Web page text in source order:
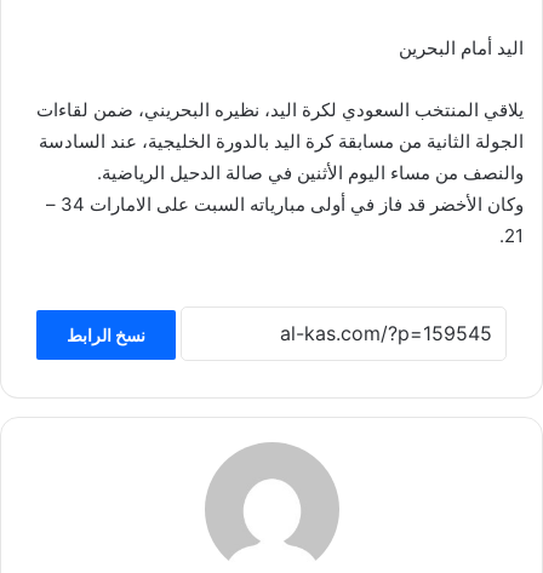
اليد أمام البحرين
يلاقي المنتخب السعودي لكرة اليد، نظيره البحريني، ضمن لقاءات
الجولة الثانية من مسابقة كرة اليد بالدورة الخليجية، عند السادسة
والنصف من مساء اليوم الأثنين في صالة الدحيل الرياضية.
وكان الأخضر قد فاز في أولى مبارياته السبت على الامارات 34 –
21.
نسخ الرابط